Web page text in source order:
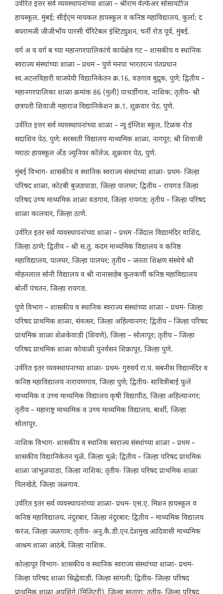
उर्वरित इत्तर सर्व व्यवस्थापनांच्या शाळा – श्रीराम वेल्फेअर सोसायटीज
हायस्कूल, मुंबई; सीईएम मायकल हायस्कूल व कनिष्ठ महाविद्यालय, कुर्ला; द
बयरामजी जीजीभॉय पारसी चॅरिटेबल इंस्टिट्युशन, चर्नी रोड पूर्व, मुंबई.
वर्ग अ व वर्ग ब च्या महानगरपालिकांचे कार्यक्षेत्र गट – शासकीय व स्थानिक
स्वराज्य संस्थांच्या शाळा – प्रथम – पुणे मनपा भारतरत्न पंतप्रधान
स्व.अटलविहारी वाजपेयी विद्यानिकेतन क्र.16, वडगाव बुद्रुक, पुणे; द्वितीय –
महानगरपालिका शाळा क्रमांक 86 (मुली) पाथर्डीगाव, नाशिक; तृतीय- श्री
छत्रपती शिवाजी महाराज विद्यानिकेशन क्र.1, शुक्रवार पेठ, पुणे.
उर्वरित इत्तर सर्व व्यवस्थापनांच्या शाळा – न्यू इंग्लिश स्कूल, टिळक रोड
सदाशिव पेठ, पुणे; सरस्वती विद्यालय माध्यमिक शाळा, नागपूर; श्री शिवाजी
मराठा हायस्कूल अँड ज्युनियर कॉलेज, शुक्रवार पेठ, पुणे.
मुंबई विभाग- शासकीय व स्थानिक स्वराज्य संस्थांच्या शाळा- प्रथम- जिल्हा
परिषद शाळा, कोटबी बुजडपाडा, जिल्हा पालघर; द्वितीय – रायगड जिल्हा
परिषद उच्च माध्यमिक शाळा वडगाव, जिल्हा रायगड; तृतीय – जिल्हा परिषद
शाळा कालवार, जिल्हा ठाणे.
उर्वरित इतर सर्व व्यवस्थापनांच्या शाळा – प्रथम -जिंदाल विद्यामंदिर वाशिंद,
जिल्हा ठाणे; द्वितीय – श्री स.तु. कदम माध्यमिक विद्यालय व कनिष्ठ
महाविद्यालय, पालघर, जिल्हा पालघर; तृतीय – जनता शिक्षण संस्थेचे श्री
मोहनलाल सोनी विद्यालय व श्री नानासाहेब कुलकर्णी कनिष्ठ महाविद्यालय
बोर्ली पंचतन, जिल्हा रायगड.
पुणे विभाग – शासकीय व स्थानिक स्वराज्य संस्थांच्या शाळा – प्रथम- जिल्हा
परिषद प्राथमिक शाळा, संवत्सर, जिल्हा अहिल्यानगर; द्वितीय – जिल्हा परिषद
प्राथमिक शाळा शेळकेवाडी (शिवणे), जिल्हा – सोलापूर; तृतीय – जिल्हा
परिषद प्राथमिक शाळा कोयाळी पुनर्वसन शिक्रापूर, जिल्हा पुणे.
उर्वरित इतर व्यवस्थापनाच्या शाळा- प्रथम- गुरुवर्य रा.प. सबनीस विद्यामंदिर व
कनिष्ठ महाविद्यालय नारायणगाव, जिल्हा पुणे; द्वितीय- सावित्रीबाई फुले
माध्यमिक व उच्च माध्यमिक विद्यालय कृषी विद्यापीठ, जिल्हा अहिल्यानगर;
तृतीय – महाराष्ट्र माध्यमिक व उच्च माध्यमिक विद्यालय, बार्शी, जिल्हा
सोलापूर.
नाशिक विभाग- शासकीय व स्थानिक स्वराज्य संस्थांच्या शाळा – प्रथम –
शासकीय विद्यानिकेतन धुळे, जिल्हा धुळे; द्वितीय – जिल्हा परिषद प्राथमिक
शाळा जांभूळपाडा, जिल्हा नाशिक; तृतीय- जिल्हा परिषद प्राथमिक शाळा
पिलखेडे, जिल्हा जळगाव.
उर्वरित इतर सर्व व्यवस्थापनांच्या शाळा- प्रथम- एस.ए. मिशन हायस्कूल व
कनिष्ठ महाविद्यालय, नंदुरबार, जिल्हा नंदुरबार; द्वितीय – माध्यमिक विद्यालय
करंज, जिल्हा जळगाव; तृतीय- अनु.कै.डी.एन.देशमुख आदिवासी माध्यमिक
आश्रम शाळा आठंबे, जिल्हा नाशिक.
कोल्हापूर विभाग- शासकीय व स्थानिक स्वराज्य संस्थांच्या शाळा- प्रथम-
जिल्हा परिषद शाळा सिद्धेवाडी, जिल्हा सांगली; द्वितीय- जिल्हा परिषद